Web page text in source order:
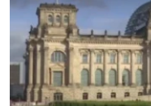
No media